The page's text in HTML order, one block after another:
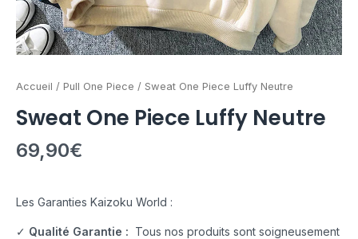
Accueil / Pull One Piece / Sweat One Piece Luffy Neutre
Sweat One Piece Luffy Neutre
69,90€
Les Garanties Kaizoku World :
✓ Qualité Garantie : Tous nos produits sont soigneusement